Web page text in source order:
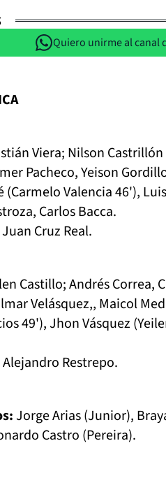
Quiero unirme al canal
Viera; Nilson
Pacheco, Yeison
(Carmelo Valencia 46'),
Carlos Bacca.
Cruz Real.
Castillo; Andrés Correa,
Velásquez,, Maicol
49'), Jhon Vásquez
Alejandro Restrepo.
Jorge Arias (Junior),
Castro (Pereira).